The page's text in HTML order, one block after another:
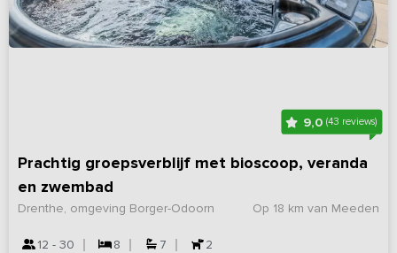
9,0(43 reviews)
Prachtig groepsverblijf met bioscoop, veranda
en zwembad
Op 18 km van Meeden
Drenthe, omgeving Borger-Odoorn
12 - 30 8 7 2